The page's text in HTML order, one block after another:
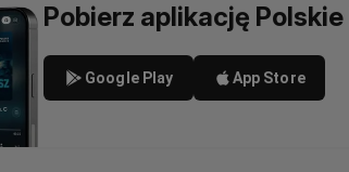
Pobierz aplikację Polskie
Google Play App Store